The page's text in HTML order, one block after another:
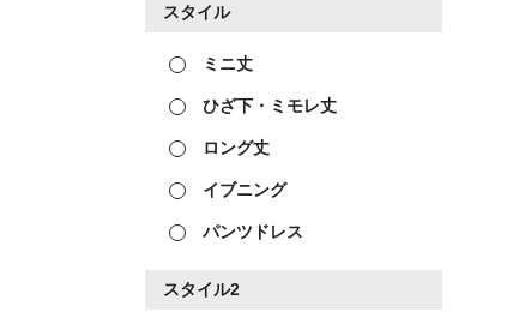
スタイル
ミニ丈
ひざ下・ミモレ丈
ロング丈
イブニング
パンツドレス
スタイル2